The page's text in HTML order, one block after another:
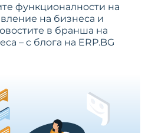
функционалности на
на бизнеса и
в бранша на
– с блога на ERP.BG